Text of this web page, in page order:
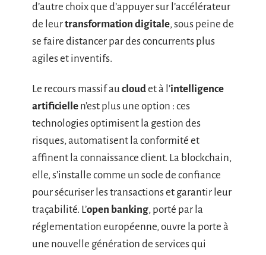
d’autre choix que d’appuyer sur l’accélérateur
de leurtransformation digitale, sous peine de
se faire distancer par des concurrents plus
agiles et inventifs.
Le recours massif aucloudet à l’intelligence
artificielle n’est plus une option : ces
technologies optimisent la gestion des
risques, automatisent la conformité et
affinent la connaissance client. La blockchain,
elle, s’installe comme un socle de confiance
pour sécuriser les transactions et garantir leur
traçabilité. L’open banking, porté par la
réglementation européenne, ouvre la porte à
une nouvelle génération de services qui